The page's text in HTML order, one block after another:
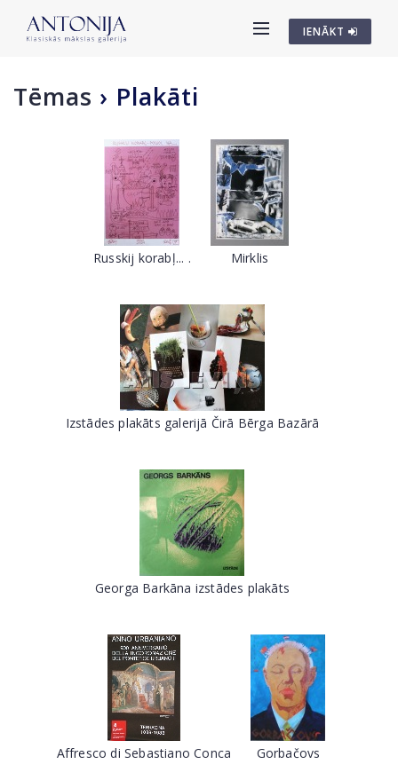
IENĀKT
Tēmas › Plakāti
Russkij korabļ... . Mirklis
Izstādes plakāts galerijā Čirā Bērga Bazārā
Georga Barkāna izstādes plakāts
Affresco di Sebastiano Conca Gorbačovs